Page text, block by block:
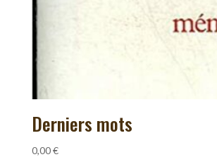
Derniers mots
0,00€